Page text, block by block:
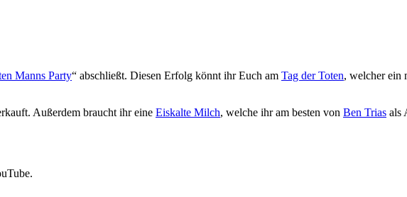
Manns Party“ abschließt. Diesen Erfolg könnt ihr Euch am Tag der Toten, welcher ein
Außerdem braucht ihr eine Eiskalte Milch, welche ihr am besten von Ben Trias als